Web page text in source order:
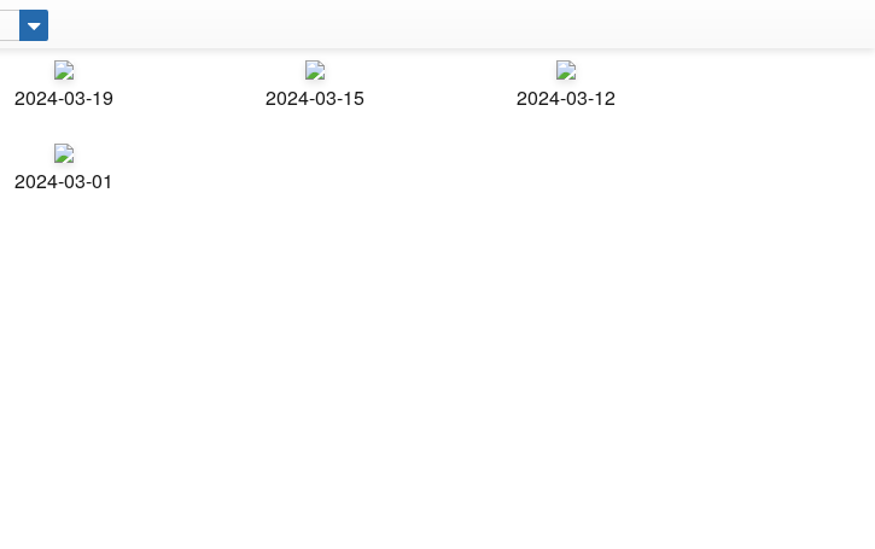
2024-03-19 2024-03-15 2024-03-12
2024-03-01